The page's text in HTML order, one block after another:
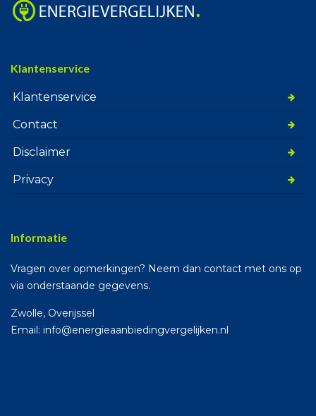
Klantenservice
Klantenservice
Contact
Disclaimer
Privacy
Informatie
Vragen over opmerkingen? Neem dan contact met ons op
via onderstaande gegevens.
Zwolle, Overijssel
Email: info@energieaanbiedingvergelijken.nl